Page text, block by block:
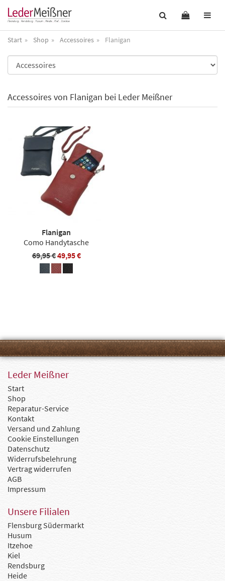
Start Shop Accessoires Flanigan
Accessoires von Flanigan bei Leder Meißner
Flanigan
Como Handytasche
69,95 €49,95 €
Leder Meißner
Start
Shop
Reparatur-Service
Kontakt
Versand und Zahlung
Cookie Einstellungen
Datenschutz
Widerrufsbelehrung
Vertrag widerrufen
AGB
Impressum
Unsere Filialen
Flensburg Südermarkt
Husum
Itzehoe
Kiel
Rendsburg
Heide